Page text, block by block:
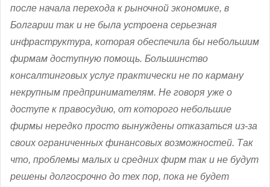
после начала перехода к рыночной экономике, в
Болгарии так и не была устроена серьезная
инфраструктура, которая обеспечила бы небольшим
фирмам доступную помощь. Большинство
консалтинговых услуг практически не по карману
некрупным предпринимателям. Не говоря уже о
доступе к правосудию, от которого небольшие
фирмы нередко просто вынуждены отказаться из-за
своих ограниченных финансовых возможностей. Так
что, проблемы малых и средних фирм так и не будут
решены долгосрочно до тех пор, пока не будет